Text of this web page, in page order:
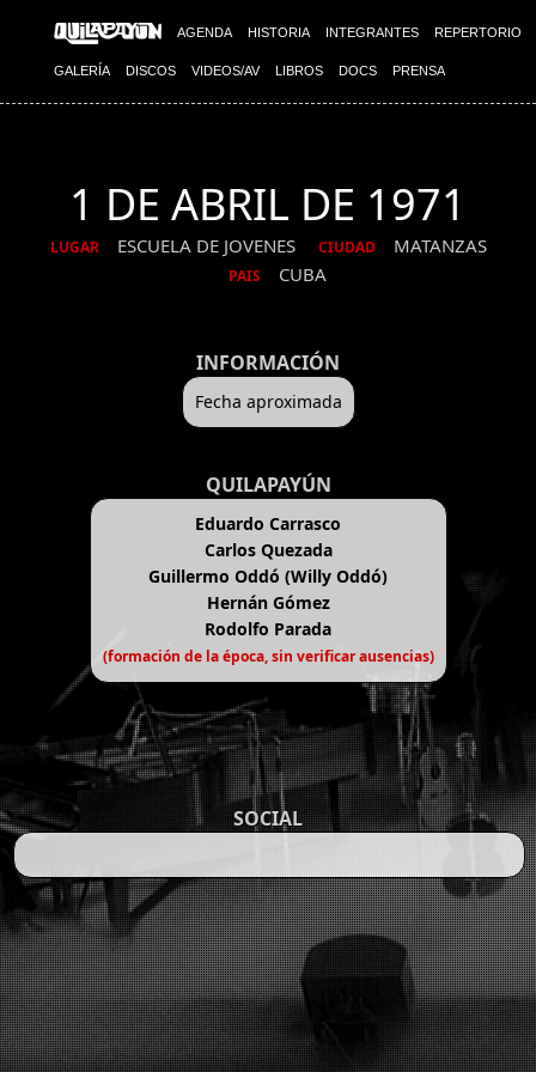
AGENDA HISTORIA INTEGRANTES REPERTORIO
GALERÍA DISCOS VIDEOS/AV LIBROS DOCS PRENSA
1 DE ABRIL DE 1971
LUGAR ESCUELA DE JOVENES CIUDAD MATANZAS
PAIS CUBA
INFORMACIÓN
Fecha aproximada
QUILAPAYÚN
Eduardo Carrasco
Carlos Quezada
Guillermo Oddó (Willy Oddó)
Hernán Gómez
Rodolfo Parada
(formación de la época, sin verificar ausencias)
SOCIAL